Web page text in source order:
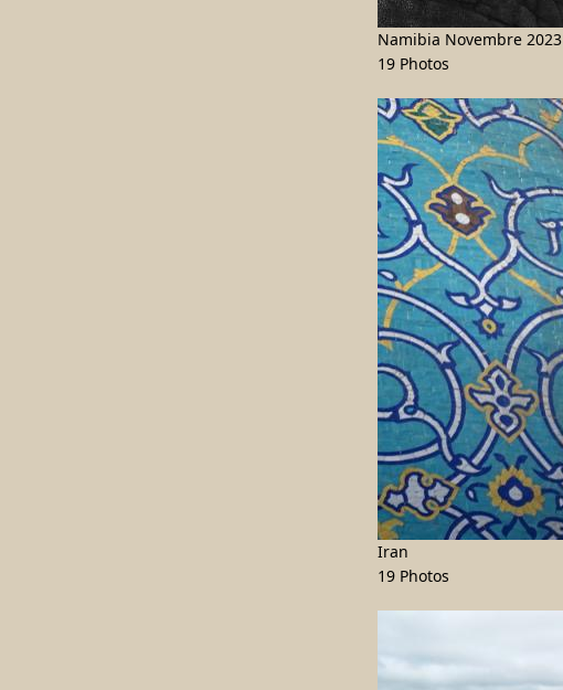
Namibia Novembre 2023
19 Photos
Iran
19 Photos